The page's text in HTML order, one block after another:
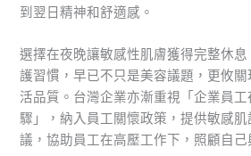
到翌日精神和舒適感。
選擇在夜晚讓敏感性肌膚獲得完整休
護習慣，早已不只是美容議題，更攸
活品質。台灣企業亦漸重視「企業員
驟」，納入員工關懷政策，提供敏感
議，協助員工在高壓工作下，照顧自己